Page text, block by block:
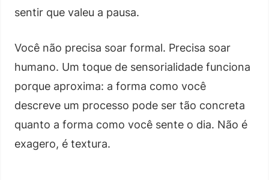
sentir que valeu a pausa.
Você não precisa soar formal. Precisa soar
humano. Um toque de sensorialidade funciona
porque aproxima: a forma como você
descreve um processo pode ser tão concreta
quanto a forma como você sente o dia. Não é
exagero, é textura.